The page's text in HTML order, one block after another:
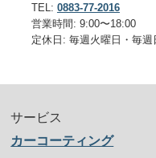
TEL: 0883-77-2016
営業時間: 9:00〜18:00
定休日: 毎週火曜日・毎週
サービス
カーコーティング